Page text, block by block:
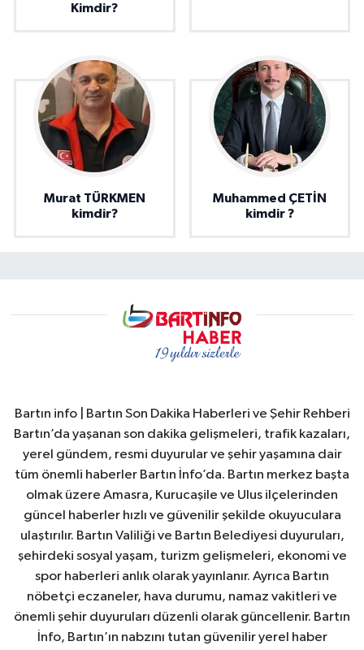
Kimdir?
Murat TÜRKMEN
kimdir?
Muhammed ÇETİN
kimdir ?
Bartın info | Bartın Son Dakika Haberleri ve Şehir Rehberi
Bartın’da yaşanan son dakika gelişmeleri, trafik kazaları,
yerel gündem, resmi duyurular ve şehir yaşamına dair
tüm önemli haberler Bartın İnfo’da. Bartın merkez başta
olmak üzere Amasra, Kurucaşile ve Ulus ilçelerinden
güncel haberler hızlı ve güvenilir şekilde okuyuculara
ulaştırılır. Bartın Valiliği ve Bartın Belediyesi duyuruları,
şehirdeki sosyal yaşam, turizm gelişmeleri, ekonomi ve
spor haberleri anlık olarak yayınlanır. Ayrıca Bartın
nöbetçi eczaneler, hava durumu, namaz vakitleri ve
önemli şehir duyuruları düzenli olarak güncellenir. Bartın
İnfo, Bartın’ın nabzını tutan güvenilir yerel haber